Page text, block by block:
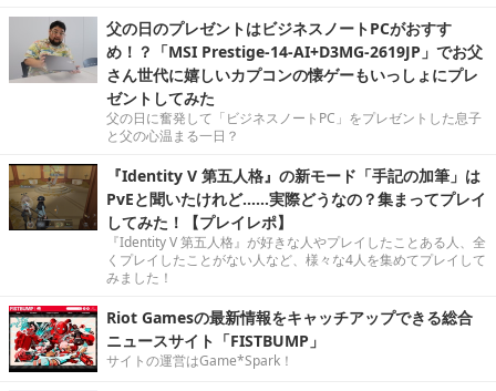
父の日のプレゼントはビジネスノートPCがおすす
め！？「MSI Prestige-14-AI+D3MG-2619JP」でお父
さん世代に嬉しいカプコンの懐ゲーもいっしょにプレ
ゼントしてみた
父の日に奮発して「ビジネスノートPC」をプレゼントした息子
と父の心温まる一日？
『Identity V 第五人格』の新モード「手記の加筆」は
PvEと聞いたけれど……実際どうなの？集まってプレイ
してみた！【プレイレポ】
『Identity V 第五人格』が好きな人やプレイしたことある人、全
くプレイしたことがない人など、様々な4人を集めてプレイして
みました！
Riot Gamesの最新情報をキャッチアップできる総合
ニュースサイト「FISTBUMP」
サイトの運営はGame*Spark！